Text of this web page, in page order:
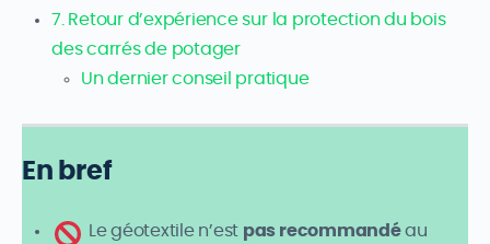
7. Retour d’expérience sur la protection du bois
des carrés de potager
Un dernier conseil pratique
En bref
Le géotextile n’est pas recommandéau